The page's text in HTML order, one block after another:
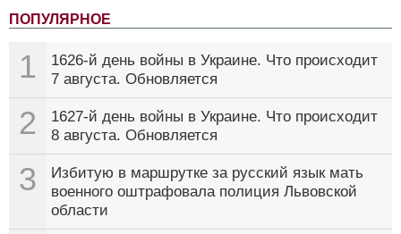
ПОПУЛЯРНОЕ
1
1626-й день войны в Украине. Что происходит
7 августа. Обновляется
2
1627-й день войны в Украине. Что происходит
8 августа. Обновляется
3
Избитую в маршрутке за русский язык мать
военного оштрафовала полиция Львовской
области